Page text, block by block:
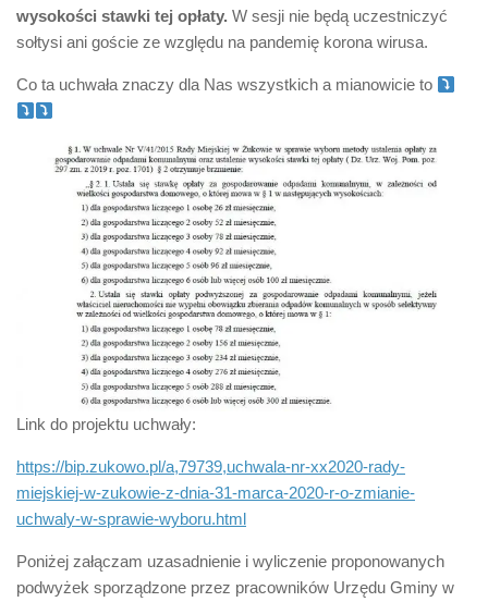
wysokości stawki tej opłaty. W sesji nie będą uczestniczyć
sołtysi ani goście ze względu na pandemię korona wirusa.
Co ta uchwała znaczy dla Nas wszystkich a mianowicie to
Link do projektu uchwały:
https://bip.zukowo.pl/a,79739,uchwala-nr-xx2020-rady-
miejskiej-w-zukowie-z-dnia-31-marca-2020-r-o-zmianie-
uchwaly-w-sprawie-wyboru.html
Poniżej załączam uzasadnienie i wyliczenie proponowanych
podwyżek sporządzone przez pracowników Urzędu Gminy w